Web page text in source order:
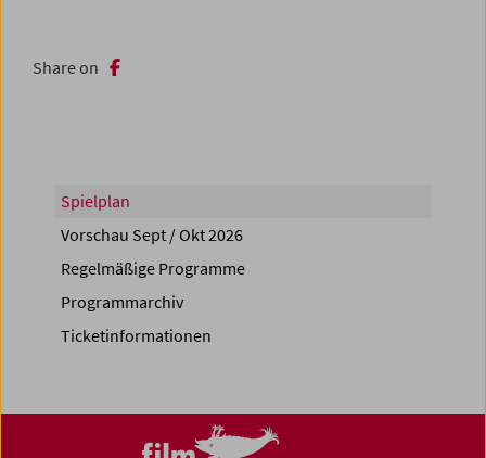
Share on
Spielplan
Vorschau Sept / Okt 2026
Regelmäßige Programme
Programmarchiv
Ticketinformationen